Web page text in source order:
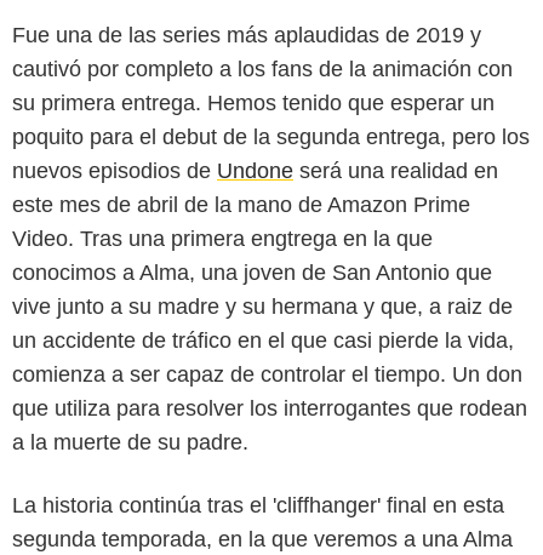
Fue una de las series más aplaudidas de 2019 y
cautivó por completo a los fans de la animación con
su primera entrega. Hemos tenido que esperar un
poquito para el debut de la segunda entrega, pero los
nuevos episodios de Undone será una realidad en
este mes de abril de la mano de Amazon Prime
Video. Tras una primera engtrega en la que
conocimos a Alma, una joven de San Antonio que
vive junto a su madre y su hermana y que, a raiz de
un accidente de tráfico en el que casi pierde la vida,
comienza a ser capaz de controlar el tiempo. Un don
que utiliza para resolver los interrogantes que rodean
a la muerte de su padre.
La historia continúa tras el 'cliffhanger' final en esta
segunda temporada, en la que veremos a una Alma